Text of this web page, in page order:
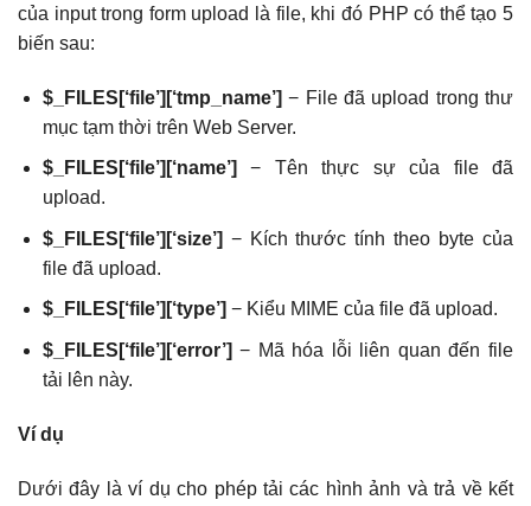
của input trong form upload là file, khi đó PHP có thể tạo 5
biến sau:
$_FILES[‘file’][‘tmp_name’] − File đã upload trong thư
mục tạm thời trên Web Server.
$_FILES[‘file’][‘name’]
− Tên thực sự của file đã
upload.
$_FILES[‘file’][‘size’] − Kích thước tính theo byte của
file đã upload.
$_FILES[‘file’][‘type’] − Kiểu MIME của file đã upload.
$_FILES[‘file’][‘error’] − Mã hóa lỗi liên quan đến file
tải lên này.
Ví dụ
Dưới đây là ví dụ cho phép tải các hình ảnh và trả về kết